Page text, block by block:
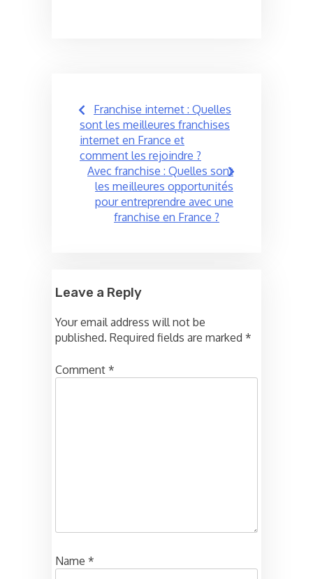
Post
navigation
Franchise internet : Quelles
sont les meilleures franchises
internet en France et
comment les rejoindre ?
Avec franchise : Quelles sont
les meilleures opportunités
pour entreprendre avec une
franchise en France ?
Leave a Reply
Your email address will not be
published. Required fields are marked *
Comment *
Name *